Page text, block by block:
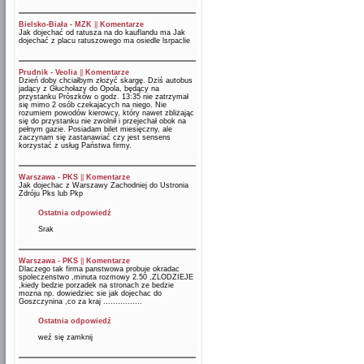
Bielsko-Biała - MZK
Komentarze
Jak dojechać od ratusza na do kauflandu ma Jak
dojechać z placu ratuszowego ma osiedle lsrpaclie
Prudnik - Veolia
Komentarze
Dzień doby chciałbym złożyć skargę. Dziś autobus
jadący z Głuchołazy do Opola, będący na
przystanku Prószków o godz. 13:35 nie zatrzymał
się mimo 2 osób czekajacych na niego. Nie
rozumiem powodów kierowcy, który nawet zbliżając
się do przystanku nie zwolnił i przejechał obok na
pełnym gazie. Posiadam bilet miesięczny, ale
zaczynam się zastanawiać czy jest sensens
korzystać z usług Państwa firmy.
Warszawa - PKS
Komentarze
Jak dojechac z Warszawy Zachodniej do Ustronia
Zdróju Pks lub Pkp
Ostatnia odpowiedź
Srak
Warszawa - PKS
Komentarze
Dlaczego tak firma panstwowa probuje okradac
spoleczenstwo ,minuta rozmowy 2.50 ,ZLODZIEJE
,kiedy bedzie porzadek na stronach ze bedzie
mozna np. dowiedziec sie jak dojechac do
Goszczynina ,co za kraj ................
Ostatnia odpowiedź
weź się zamknij